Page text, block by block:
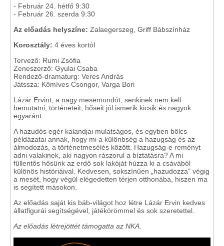
- Február 24. hétfő 9:30
- Február 26. szerda 9:30
Az előadás helyszíne: Zalaegerszeg, Griff Bábszínház
Korosztály: 4 éves kortól
Tervező: Rumi Zsófia
Zeneszerző: Gyulai Csaba
Rendező-dramaturg: Veres András
Játssza: Kőmíves Csongor, Varga Bori
Lázár Ervint, a nagy mesemondót, senkinek nem kell
bemutatni, történeteit, hőseit jól ismerik kicsik és nagyok
egyaránt.
A hazudós egér kalandjai mulatságos, és egyben bölcs
példázatai annak, hogy mi a különbség a hazugság és az
álmodozás, a történetmesélés között. Hazugság-e reményt
adni valakinek, aki nagyon rászorul a bíztatásra? A mi
füllentős hősünk az erdő sok lakóját húzza ki a csávából
különös históriáival. Kedvesen, sokszínűen „hazudozza" végig
a mesét, hogy végül elégedetten térjen otthonába, hiszen ma
is segített másokon.
Az előadás saját kis báb-világot hoz létre Lázár Ervin kedves
állatfigurái segítségével, játékörömmel és sok szeretettel.
Az előadás létrejöttét támogatta az NKA.